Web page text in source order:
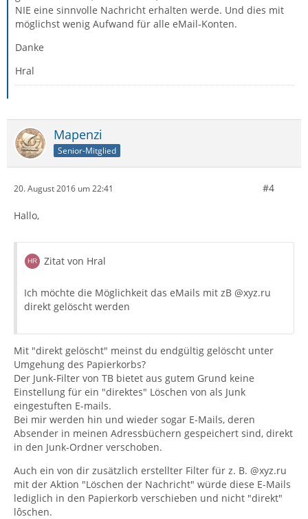
NIE eine sinnvolle Nachricht erhalten werde. Und dies mit
möglichst wenig Aufwand für alle eMail-Konten.
Danke
Hral
Mapenzi
Senior-Mitglied
20. August 2016 um 22:41 #4
Hallo,
Zitat von Hral
Ich möchte die Möglichkeit das eMails mit zB @xyz.ru
direkt gelöscht werden
Mit "direkt gelöscht" meinst du endgültig gelöscht unter
Umgehung des Papierkorbs?
Der Junk-Filter von TB bietet aus gutem Grund keine
Einstellung für ein "direktes" Löschen von als Junk
eingestuften E-mails.
Bei mir werden hin und wieder sogar E-Mails, deren
Absender in meinen Adressbüchern gespeichert sind, direkt
in den Junk-Ordner verschoben.
Auch ein von dir zusätzlich erstellter Filter für z. B. @xyz.ru
mit der Aktion "Löschen der Nachricht" würde diese E-Mails
lediglich in den Papierkorb verschieben und nicht "direkt"
lôschen.